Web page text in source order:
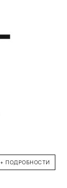
+ ПОДРОБНОСТИ